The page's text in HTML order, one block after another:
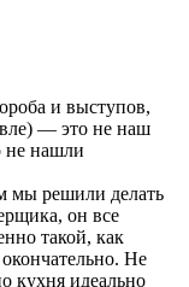
и выступов,
— это не наш
не нашли
мы решили делать
он все
такой, как
Не
кухня идеально